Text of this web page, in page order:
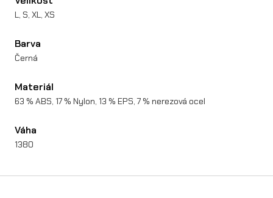
L, S, XL, XS
Barva
Černá
Materiál
63 % ABS, 17 % Nylon, 13 % EPS, 7 % nerezová ocel
Váha
1380